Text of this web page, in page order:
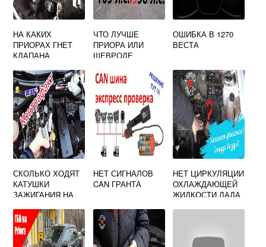
НА КАКИХ
ПРИОРАХ ГНЕТ
КЛАПАНА
ЧТО ЛУЧШЕ
ПРИОРА ИЛИ
ШЕВРОЛЕ
ОШИБКА В 1270
ВЕСТА
СКОЛЬКО ХОДЯТ
КАТУШКИ
ЗАЖИГАНИЯ НА
НЕТ СИГНАЛОВ
CAN ГРАНТА
НЕТ ЦИРКУЛЯЦИИ
ОХЛАЖДАЮЩЕЙ
ЖИДКОСТИ ЛАДА